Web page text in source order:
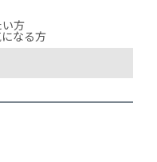
方
なる方